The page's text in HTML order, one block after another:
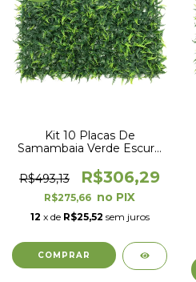
Kit 10 Placas De
Samambaia Verde Escuro
Jardim Vertical
R$493,13 R$306,29
R$275,66
12 x de R$25,52 sem juros